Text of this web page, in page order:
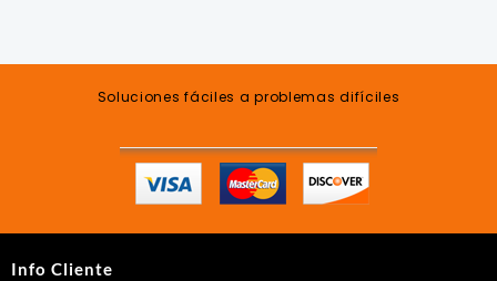
Soluciones fáciles a problemas difíciles
Info Cliente